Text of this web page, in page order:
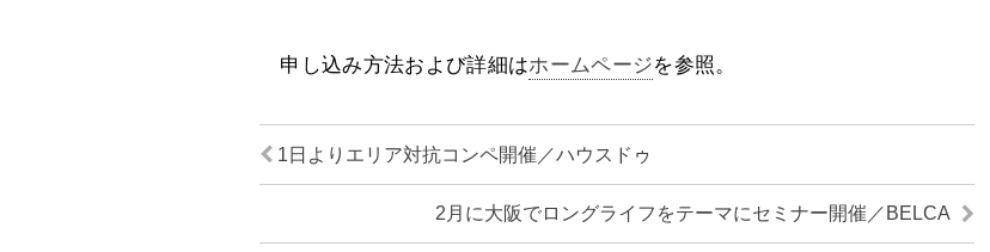
申し込み方法および詳細はホームページを参照。
1日よりエリア対抗コンペ開催／ハウスドゥ
2月に大阪でロングライフをテーマにセミナー開催／BELCA